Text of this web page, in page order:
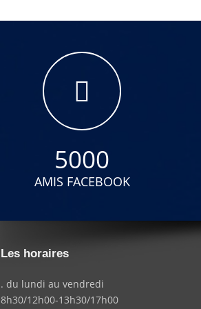
5000
AMIS FACEBOOK
Les horaires
. du lundi au vendredi
8h30/12h00-13h30/17h00